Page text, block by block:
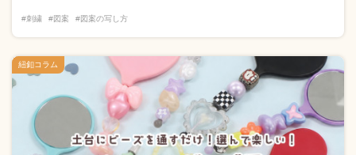
#刺繍 #図案 #図案の写し方
紐釦コラム